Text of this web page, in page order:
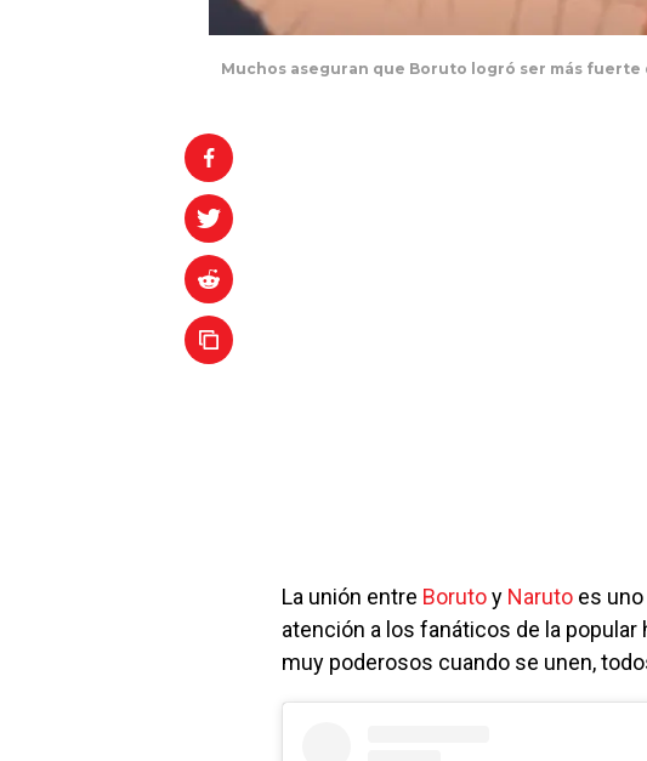
Muchos aseguran que Boruto logró ser más fuerte
La unión entre Borutoy Naruto es
atención a los fanáticos de la
muy poderosos cuando se unen,